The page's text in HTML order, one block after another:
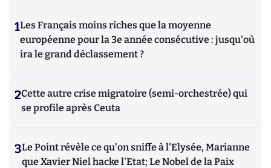
1Les Français moins riches que la moyenne
européenne pour la 3e année consécutive : jusqu'où
ira le grand déclassement ?
2Cette autre crise migratoire (semi-orchestrée) qui
se profile après Ceuta
3Le Point révèle ce qu'on sniffe à l'Elysée, Marianne
que Xavier Niel hacke l'Etat; Le Nobel de la Paix